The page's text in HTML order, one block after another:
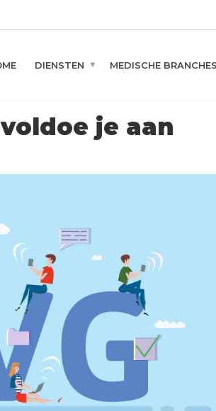
DIENSTEN MEDISCHE BRANCHES
je aan